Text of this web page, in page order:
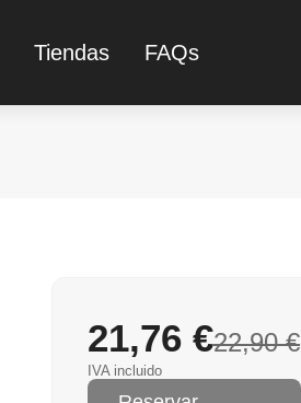
Tiendas FAQs
22,90 €
21,76 €
IVA incluido